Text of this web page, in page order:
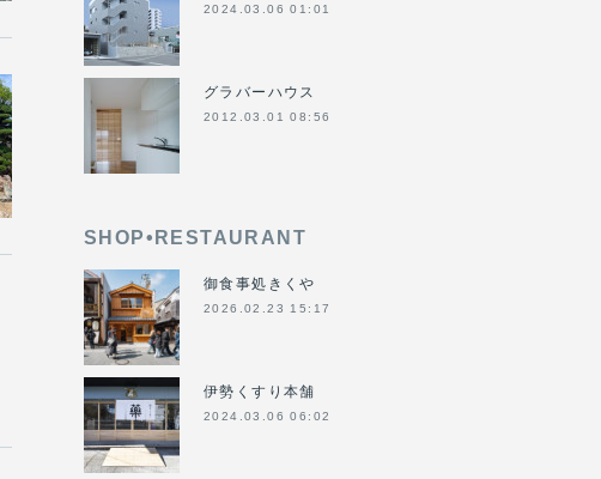
2024.03.06 01:01
グラバーハウス
2012.03.01 08:56
SHOP•RESTAURANT
御食事処きくや
2026.02.23 15:17
伊勢くすり本舗
2024.03.06 06:02